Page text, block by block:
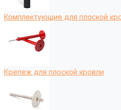
Комплектующие для плоской
Крепеж для плоской кровли